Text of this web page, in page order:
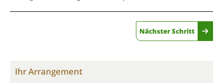
Nächster Schritt
Ihr Arrangement